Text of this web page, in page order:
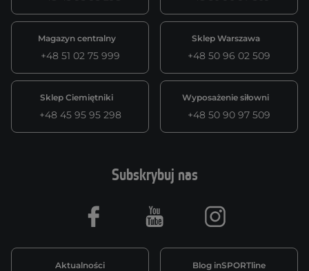
Magazyn centralny
+48 51 02 75 999
Sklep Warszawa
+48 50 96 02 509
Sklep Ciemiętniki
+48 45 95 95 298
Wyposażenie siłowni
+48 50 90 97 509
Subskrybuj nas
Aktualności Blog inSPORTline
Facebook Youtube Instagram